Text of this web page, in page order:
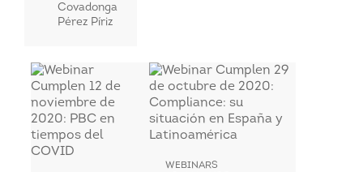
Covadonga
Pérez Píriz
WEBINARS